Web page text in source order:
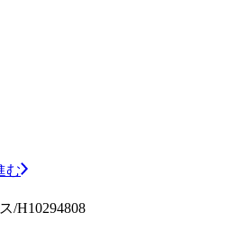
む
/H10294808